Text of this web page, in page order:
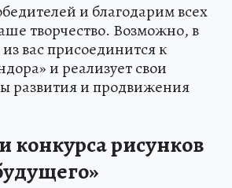
и благодарим всех
творчество. Возможно, в
вас присоединится к
и реализует свои
развития и продвижения
конкурса рисунков